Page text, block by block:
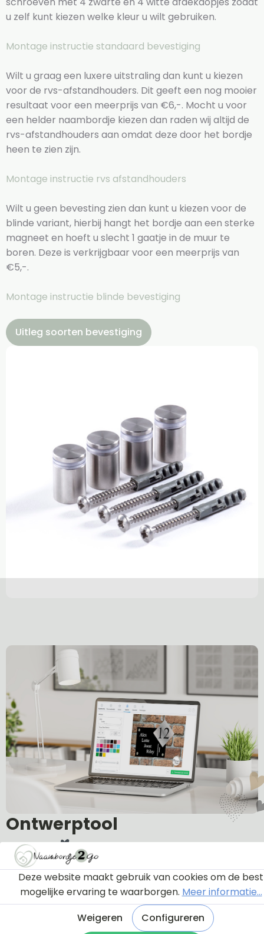
u zelf kunt kiezen welke kleur u wilt gebruiken.
Montage instructie standaard bevestiging
Wilt u graag een luxere uitstraling dan kunt u kiezen
voor de rvs-afstandhouders. Dit geeft een nog mooier
resultaat voor een meerprijs van €6,-. Mocht u voor
een helder naambordje kiezen dan raden wij altijd de
rvs-afstandhouders aan omdat deze door het bordje
heen te zien zijn.
Montage instructie rvs afstandhouders
Wilt u geen bevesting zien dan kunt u kiezen voor de
blinde variant, hierbij hangt het bordje aan een sterke
magneet en hoeft u slecht 1 gaatje in de muur te
boren. Deze is verkrijgbaar voor een meerprijs van
€5,-.
Montage instructie blinde bevestiging
Uitleg soorten bevestiging
Ontwerptool
Via onderstaande knop komt u bij een instructie en
een tutorial die u een rondleiding geeft door de
ontwerptool. Hierdoor weet u precies hoe u zelf uw
naambordje helemaal kunt aanpassen en naar uw
eigen smaak kunt ontwerpen.
Deze website maakt gebruik van cookies om de best
mogelijke ervaring te waarborgen. Meer informatie...
Weigeren
Configureren